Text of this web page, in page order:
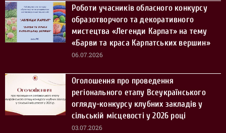
Роботи учасників обласного конкурсу
образотворчого та декоративного
мистецтва «Легенди Карпат» на тему
«Барви та краса Карпатських вершин»
06.07.2026
Оголошення про проведення
регіонального етапу Всеукраїнського
огляду-конкурсу клубних закладів у
сільській місцевості у 2026 році
03.07.2026